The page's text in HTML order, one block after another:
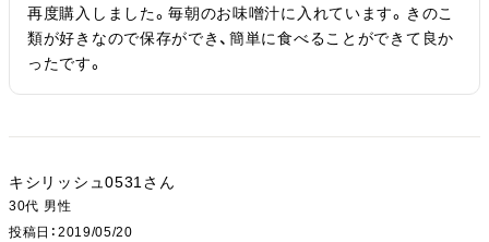
再度購入しました。毎朝のお味噌汁に入れています。きのこ
類が好きなので保存ができ、簡単に食べることができて良か
ったです。
キシリッシュ0531
30代 男性
投稿日
2019/05/20